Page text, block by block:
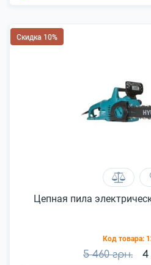
Скидка 10%
Цепная пила
Код товара:
5 460 грн. 4